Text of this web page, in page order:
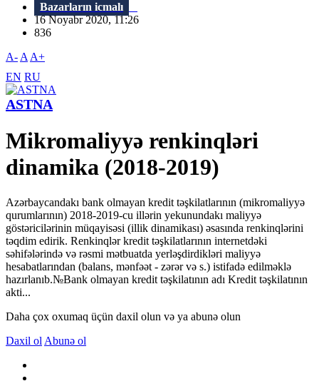
Bazarların icmalı
16 Noyabr 2020, 11:26
836
A- A A+
EN RU
ASTNA
Mikromaliyyə renkinqləri
dinamika (2018-2019)
Azərbaycandakı bank olmayan kredit təşkilatlarının (mikromaliyyə
qurumlarının) 2018-2019-cu illərin yekunundakı maliyyə
göstəricilərinin müqayisəsi (illik dinamikası) əsasında renkinqlərini
təqdim edirik. Renkinqlər kredit təşkilatlarının internetdəki
səhifələrində və rəsmi mətbuatda yerləşdirdikləri maliyyə
hesabatlarından (balans, mənfəət - zərər və s.) istifadə edilməklə
hazırlanıb.№Bank olmayan kredit təşkilatının adı Kredit təşkilatının
akti...
Daha çox oxumaq üçün daxil olun və ya abunə olun
Daxil ol Abunə ol